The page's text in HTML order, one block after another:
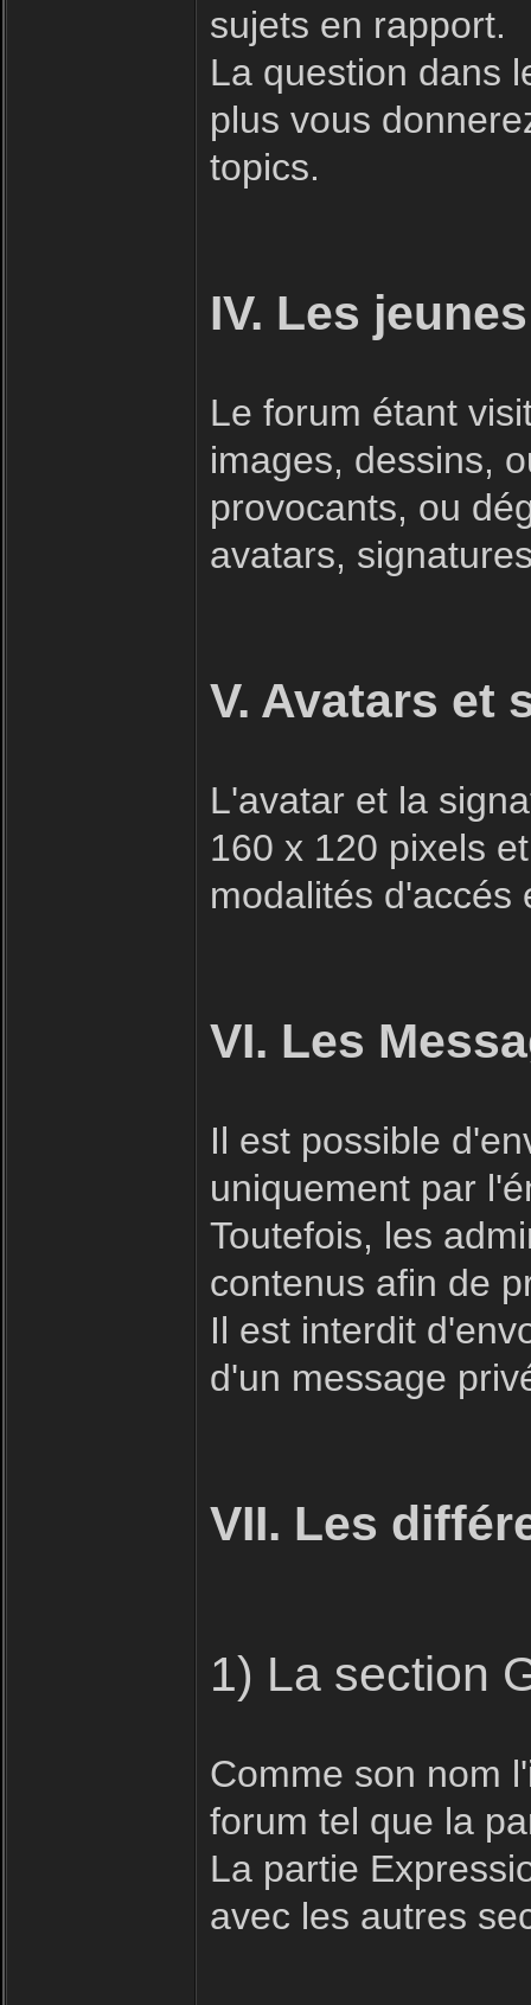
sujets en rapport.
La question dans
plus vous
topics.
IV. Les jeunes
Le forum étant
images, dessins,
provocants, ou
avatars,
V. Avatars et
L'avatar et la
160 x 120 pixels
modalités d'accés
VI. Les
Il est possible
uniquement par
Toutefois, les
contenus afin de
Il est interdit
d'un message
VII. Les
1) La section
Comme son nom
forum tel que la
La partie
avec les autres